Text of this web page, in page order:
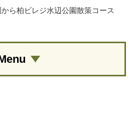
ら柏ビレジ水辺公園散策コース